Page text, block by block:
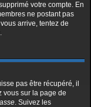
votre compte. En
ne postant pas
arrive, tentez de
pas être récupéré, il
vous sur la page de
. Suivez les